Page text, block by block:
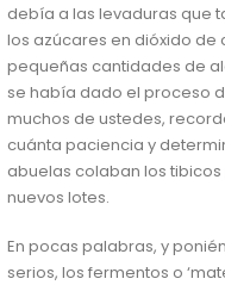
debía a las levaduras que
los azúcares en dióxido de
pequeñas cantidades de
se había dado el proceso
muchos de ustedes,
cuánta paciencia y
abuelas colaban los
nuevos lotes.
En pocas palabras, y
serios, los fermentos o